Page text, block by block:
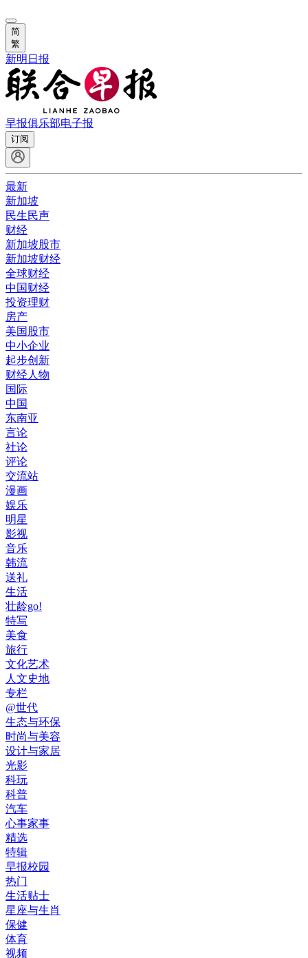
简
繁
新明日报
早报俱乐部电子报
订阅
最新
新加坡
民生民声
财经
新加坡股市
新加坡财经
全球财经
中国财经
投资理财
房产
美国股市
中小企业
起步创新
财经人物
国际
中国
东南亚
言论
社论
评论
交流站
漫画
娱乐
明星
影视
音乐
韩流
送礼
生活
壮龄go!
特写
美食
旅行
文化艺术
人文史地
专栏
@世代
生态与环保
时尚与美容
设计与家居
光影
科玩
科普
汽车
心事家事
精选
特辑
早报校园
热门
生活贴士
星座与生肖
保健
体育
视频